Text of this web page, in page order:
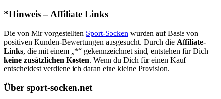
*Hinweis – Affiliate Links
Die von Mir vorgestellten Sport-Socken wurden auf Basis von
positiven Kunden-Bewertungen ausgesucht. Durch die Affiliate-
Links, die mit einem „*“ gekennzeichnet sind, entstehen für Dich
keine zusätzlichen Kosten. Wenn du Dich für einen Kauf
entscheidest verdiene ich daran eine kleine Provision.
Über sport-socken.net